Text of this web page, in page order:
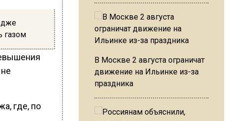
газом
где, по
В Москве 2 августа ограничат
движение на Ильинке из-за
праздника